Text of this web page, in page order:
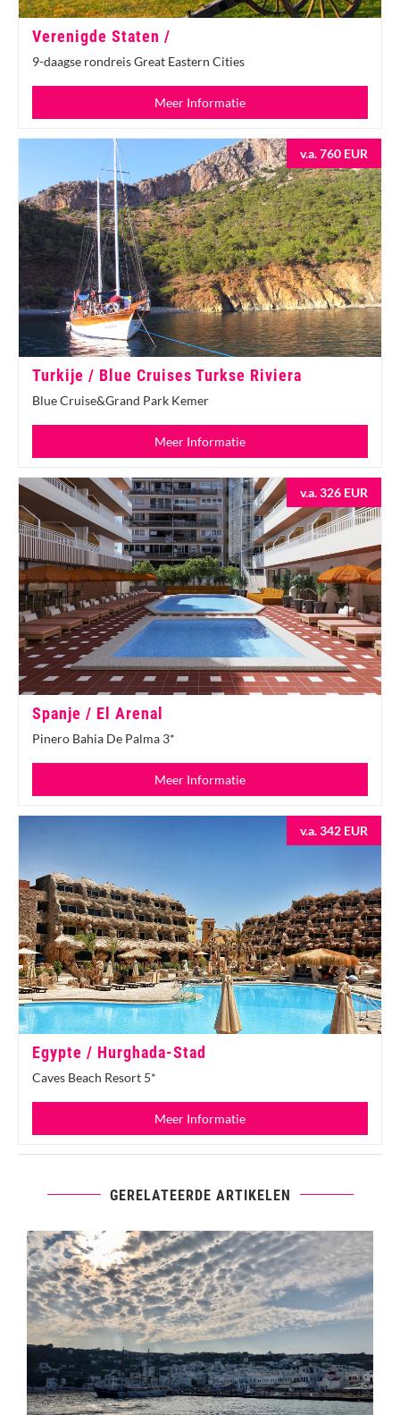
Verenigde Staten /
9-daagse rondreis Great Eastern Cities
Meer Informatie
v.a. 760 EUR
Turkije / Blue Cruises Turkse Riviera
Blue Cruise&Grand Park Kemer
Meer Informatie
v.a. 326 EUR
Spanje / El Arenal
Pinero Bahia De Palma 3*
Meer Informatie
v.a. 342 EUR
Egypte / Hurghada-Stad
Caves Beach Resort 5*
Meer Informatie
GERELATEERDE ARTIKELEN